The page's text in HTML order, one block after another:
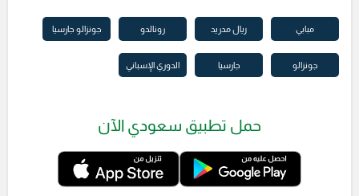
مبابي ريال مدريد رونالدو جونزالو جارسيا
جونزالو جارسيا الدوري الإسباني
حمل تطبيق سعودي الآن